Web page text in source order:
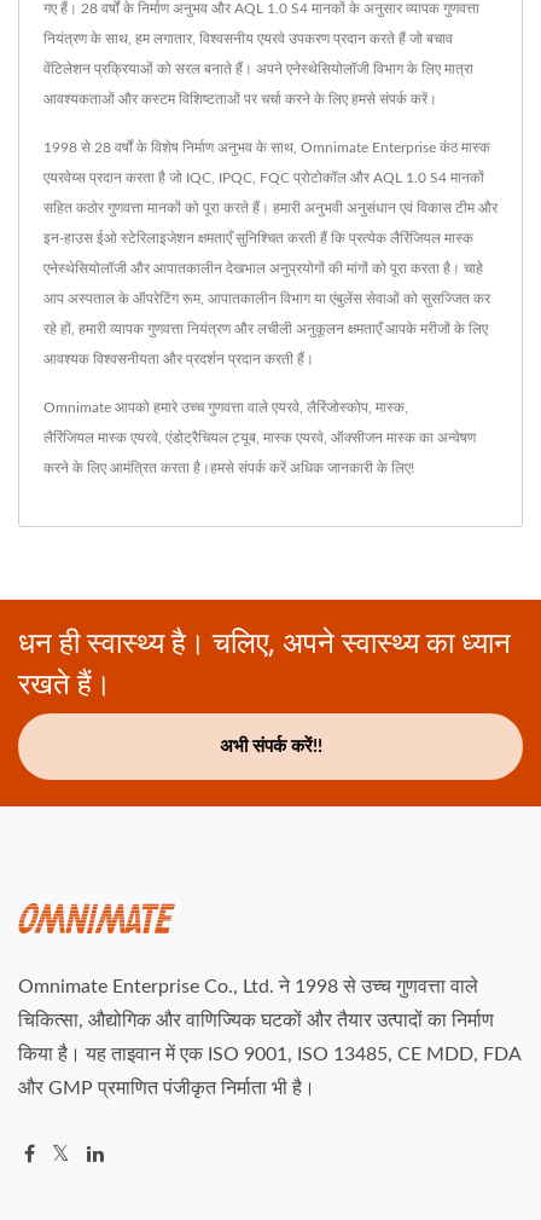
गए हैं। 28 वर्षों के निर्माण अनुभव और AQL 1.0 S4 मानकों के अनुसार व्यापक गुणवत्ता
नियंत्रण के साथ, हम लगातार, विश्वसनीय एयरवे उपकरण प्रदान करते हैं जो बचाव
वेंटिलेशन प्रक्रियाओं को सरल बनाते हैं। अपने एनेस्थेसियोलॉजी विभाग के लिए मात्रा
आवश्यकताओं और कस्टम विशिष्टताओं पर चर्चा करने के लिए हमसे संपर्क करें।
1998 से 28 वर्षों के विशेष निर्माण अनुभव के साथ, Omnimate Enterprise कंठ मास्क
एयरवेय्स प्रदान करता है जो IQC, IPQC, FQC प्रोटोकॉल और AQL 1.0 S4 मानकों
सहित कठोर गुणवत्ता मानकों को पूरा करते हैं। हमारी अनुभवी अनुसंधान एवं विकास टीम और
इन-हाउस ईओ स्टेरिलाइजेशन क्षमताएँ सुनिश्चित करती हैं कि प्रत्येक लैरिंजियल मास्क
एनेस्थेसियोलॉजी और आपातकालीन देखभाल अनुप्रयोगों की मांगों को पूरा करता है। चाहे
आप अस्पताल के ऑपरेटिंग रूम, आपातकालीन विभाग या एंबुलेंस सेवाओं को सुसज्जित कर
रहे हों, हमारी व्यापक गुणवत्ता नियंत्रण और लचीली अनुकूलन क्षमताएँ आपके मरीजों के लिए
आवश्यक विश्वसनीयता और प्रदर्शन प्रदान करती हैं।
Omnimate आपको हमारे उच्च गुणवत्ता वाले एयरवे, लैरिंजोस्कोप, मास्क,
लैरिंजियल मास्क एयरवे, एंडोट्रैचियल ट्यूब, मास्क एयरवे, ऑक्सीजन मास्क का अन्वेषण
करने के लिए आमंत्रित करता है।हमसे संपर्क करेंअधिक जानकारी के लिए!
धन ही स्वास्थ्य है। चलिए, अपने स्वास्थ्य का ध्यान
रखते हैं।
अभी संपर्क करें!!
Omnimate Enterprise Co., Ltd. ने 1998 से उच्च गुणवत्ता वाले
चिकित्सा, औद्योगिक और वाणिज्यिक घटकों और तैयार उत्पादों का निर्माण
किया है। यह ताइवान में एक ISO 9001, ISO 13485, CE MDD, FDA
और GMP प्रमाणित पंजीकृत निर्माता भी है।